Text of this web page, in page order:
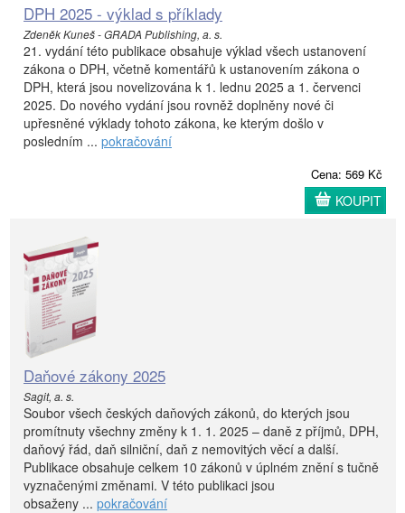
DPH 2025 - výklad s příklady
Zdeněk Kuneš - GRADA Publishing, a. s.
21. vydání této publikace obsahuje výklad všech ustanovení
zákona o DPH, včetně komentářů k ustanovením zákona o
DPH, která jsou novelizována k 1. lednu 2025 a 1. červenci
2025. Do nového vydání jsou rovněž doplněny nové či
upřesněné výklady tohoto zákona, ke kterým došlo v
posledním ... pokračování
Cena: 569 Kč
KOUPIT
Daňové zákony 2025
Sagit, a. s.
Soubor všech českých daňových zákonů, do kterých jsou
promítnuty všechny změny k 1. 1. 2025 – daně z příjmů, DPH,
daňový řád, daň silniční, daň z nemovitých věcí a další.
Publikace obsahuje celkem 10 zákonů v úplném znění s tučně
vyznačenými změnami. V této publikaci jsou
obsaženy ... pokračování